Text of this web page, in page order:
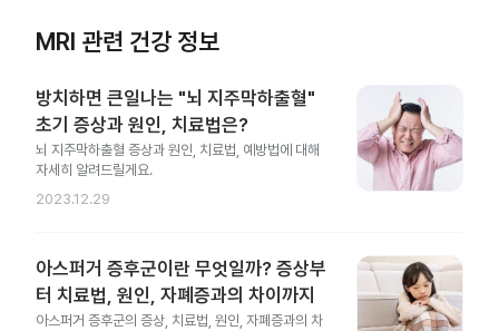
MRI 관련 건강 정보
방치하면 큰일나는 "뇌 지주막하출혈"
초기 증상과 원인, 치료법은?
뇌 지주막하출혈 증상과 원인, 치료법, 예방법에 대해
자세히 알려드릴게요.
2023.12.29
아스퍼거 증후군이란 무엇일까? 증상부
터 치료법, 원인, 자폐증과의 차이까지
아스퍼거 증후군의 증상, 치료법, 원인, 자폐증과의 차